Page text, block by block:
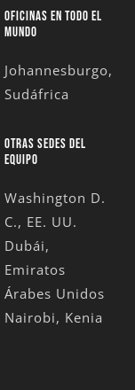
OFICINAS EN TODO EL
MUNDO
Johannesburgo,
Sudáfrica
OTRAS SEDES DEL
EQUIPO
Washington D.
C., EE. UU.
Dubái,
Emiratos
Árabes Unidos
Nairobi, Kenia